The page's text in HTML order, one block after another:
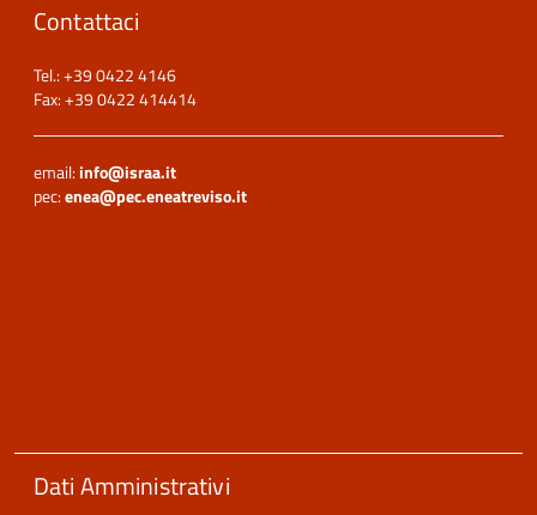
Contattaci
Tel.: +39 0422 4146
Fax: +39 0422 414414
email:info@israa.it
pec:enea@pec.eneatreviso.it
Dati Amministrativi